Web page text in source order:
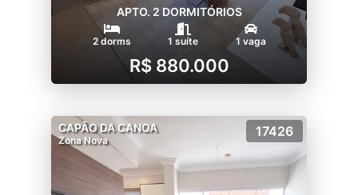
APTO. 2 DORMITÓRIOS
2 dorms 1 suíte 1 vaga
R$ 880.000
CAPÃO DA CANOA
Zona Nova
17426